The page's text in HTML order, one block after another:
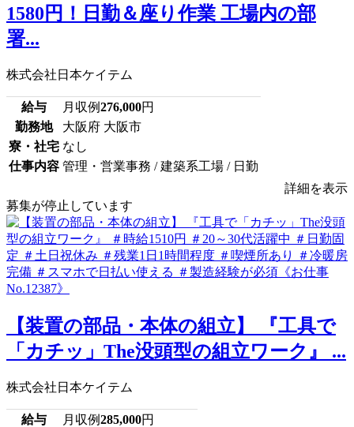
1580円！日勤＆座り作業 工場内の部
署...
株式会社日本ケイテム
給与 月収例276,000円
勤務地
大阪府 大阪市
寮・社宅 なし
仕事内容 管理・営業事務 / 建築系工場 / 日勤
詳細を表示
募集が停止しています
【装置の部品・本体の組立】 『工具で
「カチッ」The没頭型の組立ワーク』 ...
株式会社日本ケイテム
給与 月収例285,000円